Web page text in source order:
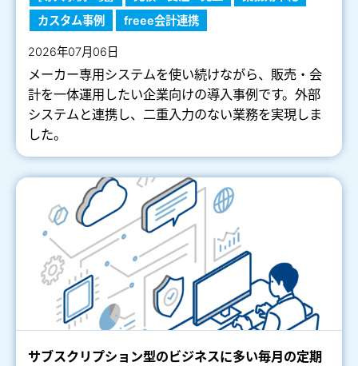
カスタム事例
freee会計連携
2026年07月06日
メーカー専用システムを使い続けながら、販売・会
計を一体運用したい企業向けの導入事例です。外部
システムと連携し、二重入力のない業務を実現しま
した。
サブスクリプション型のビジネスに多い毎月の定期